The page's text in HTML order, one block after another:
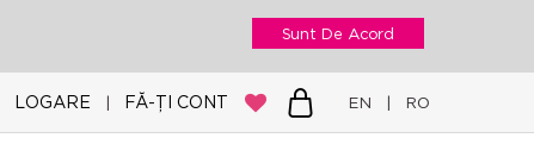
Sunt De Acord
LOGARE | FĂ-ȚI CONT EN | RO